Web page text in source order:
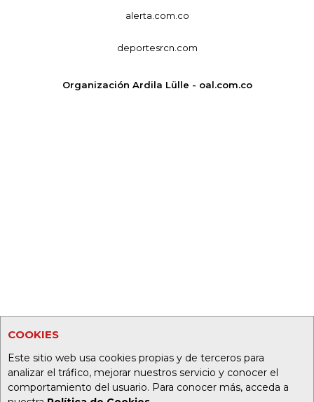
COOKIES
Este sitio web usa cookies propias y de terceros para
analizar el tráfico, mejorar nuestros servicio y conocer el
comportamiento del usuario. Para conocer más, acceda a
alerta.com.co
deportesrcn.com
Organización Ardila Lülle - oal.com.co